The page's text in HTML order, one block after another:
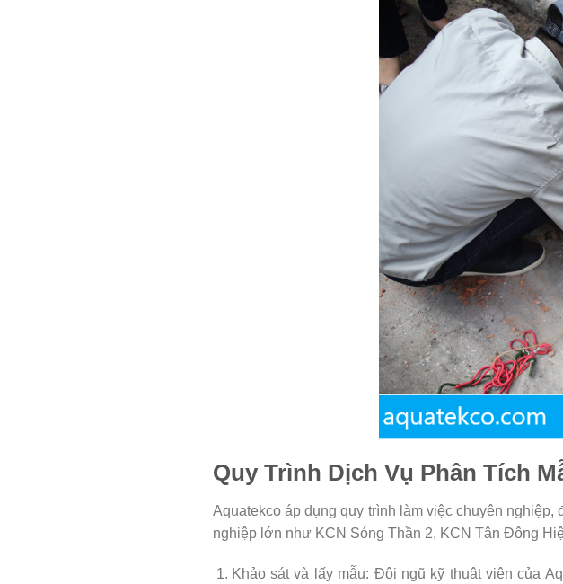
Quy Trình Dịch Vụ Phân Tích
Aquatekco áp dụng quy trình làm việc chuyên
nghiệp lớn như KCN Sóng Thần 2, KCN Tân Đông
Khảo sát và lấy mẫu: Đội ngũ kỹ thuật viên của